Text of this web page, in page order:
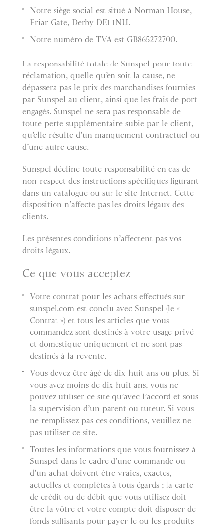
Notre siège social est situé à Norman House,
Friar Gate, Derby DE1 1NU.
Notre numéro de TVA est GB865272700.
La responsabilité totale de Sunspel pour toute
réclamation, quelle qu’en soit la cause, ne
dépassera pas le prix des marchandises fournies
par Sunspel au client, ainsi que les frais de port
engagés. Sunspel ne sera pas responsable de
toute perte supplémentaire subie par le client,
qu’elle résulte d’un manquement contractuel ou
d’une autre cause.
Sunspel décline toute responsabilité en cas de
non-respect des instructions spécifiques figurant
dans un catalogue ou sur le site Internet. Cette
disposition n’affecte pas les droits légaux des
clients.
Les présentes conditions n’affectent pas vos
droits légaux.
Ce que vous acceptez
Votre contrat pour les achats effectués sur
sunspel.com est conclu avec Sunspel (le «
Contrat ») et tous les articles que vous
commandez sont destinés à votre usage privé
et domestique uniquement et ne sont pas
destinés à la revente.
Vous devez être âgé de dix-huit ans ou plus. Si
vous avez moins de dix-huit ans, vous ne
pouvez utiliser ce site qu’avec l’accord et sous
la supervision d’un parent ou tuteur. Si vous
ne remplissez pas ces conditions, veuillez ne
pas utiliser ce site.
Toutes les informations que vous fournissez à
Sunspel dans le cadre d’une commande ou
d’un achat doivent être vraies, exactes,
actuelles et complètes à tous égards ; la carte
de crédit ou de débit que vous utilisez doit
être la vôtre et votre compte doit disposer de
fonds suffisants pour payer le ou les produits